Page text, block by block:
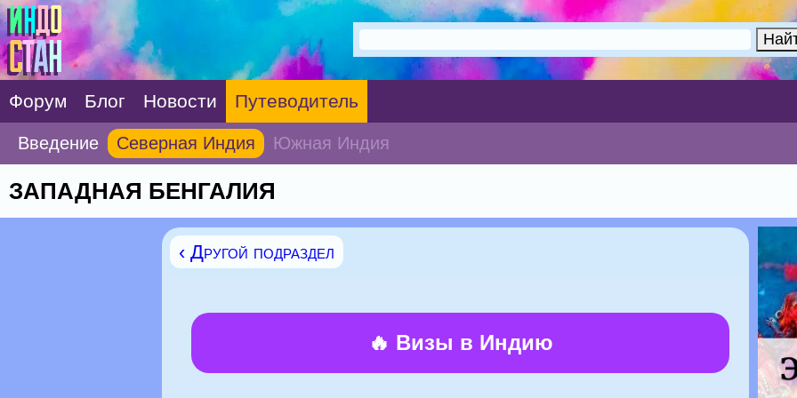
Форум Блог Новости Путеводитель
Введение Северная Индия Южная Индия
ЗАПАДНАЯ БЕНГАЛИЯ
‹ Другой подраздел
🔥 Визы в Индию